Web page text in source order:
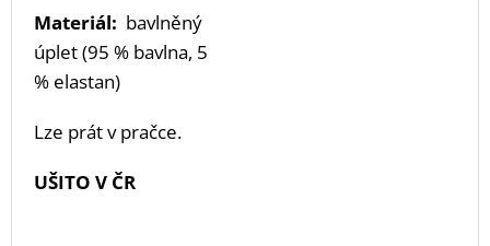
Materiál: bavlněný
úplet (95 % bavlna, 5
% elastan)
Lze prát v pračce.
UŠITO V ČR